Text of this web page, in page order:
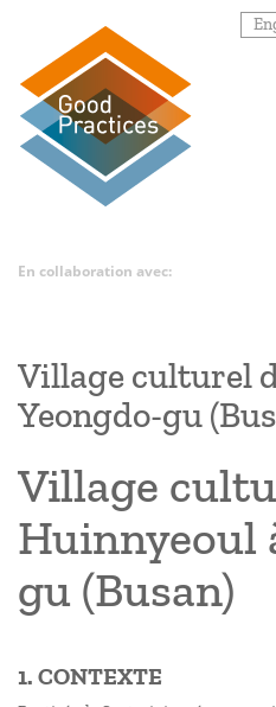
contenu
principal
En collaboration avec:
Village culturel
Yeongdo-gu
Village
Huinnyeoul
gu (Busan)
1. CONTEXTE